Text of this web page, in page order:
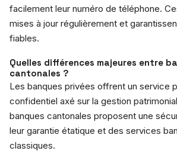
facilement leur numéro de téléphone.
mises à jour régulièrement et
fiables.
Quelles différences majeures entre
cantonales ?
Les banques privées offrent un service
confidentiel axé sur la gestion
banques cantonales proposent une
leur garantie étatique et des services
classiques.